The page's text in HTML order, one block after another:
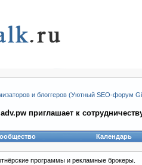
и блоггеров (Уютный SEO-форум
приглашает к
Календарь
программы и рекламные брокеры.